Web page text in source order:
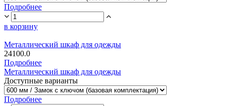
Подробнее
в корзину
Металлический шкаф для одежды
24100.0
Подробнее
Металлический шкаф для одежды
Доступные варианты
Подробнее